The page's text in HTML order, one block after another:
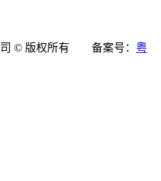
司 © 版权所有 备案号： 粤